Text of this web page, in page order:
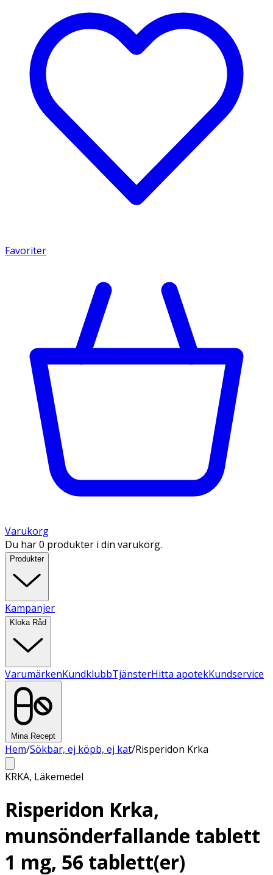
Favoriter
Varukorg
Du har 0 produkter i din varukorg.
Produkter
Kampanjer
Kloka Råd
VarumärkenKundklubbTjänsterHitta apotekKundservice
Mina Recept
Hem/Sökbar, ej köpb, ej kat/Risperidon Krka
KRKA, Läkemedel
Risperidon Krka,
munsönderfallande tablett
1 mg, 56 tablett(er)